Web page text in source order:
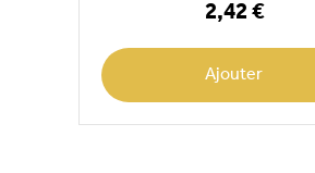
2,42 €
Ajouter